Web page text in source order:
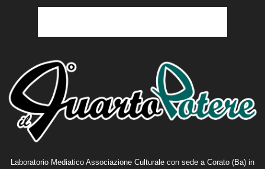
Laboratorio Mediatico Associazione Culturale con sede a Corato (Ba) in